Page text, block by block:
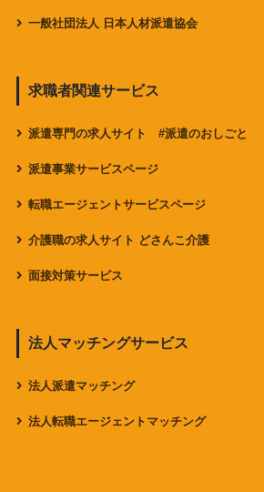
一般社団法人 日本人材派遣協会
求職者関連サービス
派遣専門の求人サイト #派遣のおしごと
派遣事業サービスページ
転職エージェントサービスページ
介護職の求人サイト どさんこ介護
面接対策サービス
法人マッチングサービス
法人派遣マッチング
法人転職エージェントマッチング